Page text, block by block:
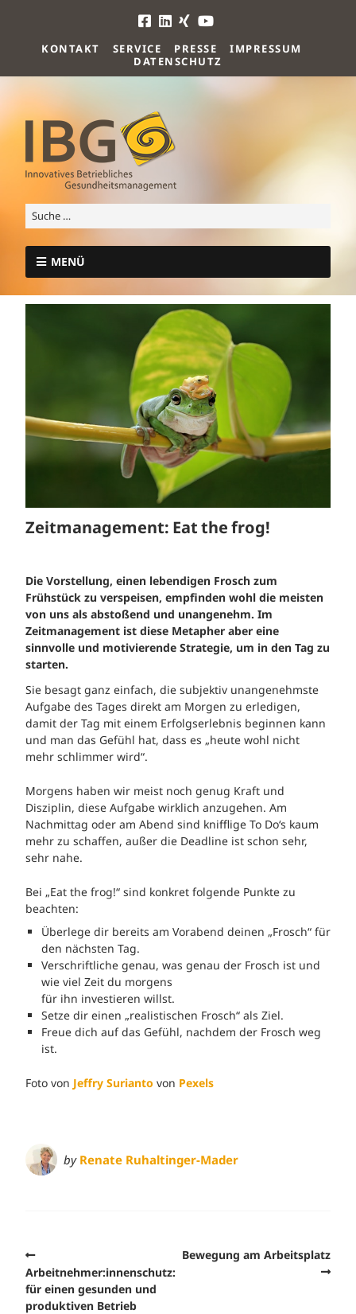
KONTAKT SERVICE PRESSE
IMPRESSUM
DATENSCHUTZ
MENÜ
Zeitmanagement: Eat the frog!
Die Vorstellung, einen lebendigen Frosch zum
Frühstück zu verspeisen, empfinden wohl die meisten
von uns als abstoßend und unangenehm. Im
Zeitmanagement ist diese Metapher aber eine
sinnvolle und motivierende Strategie, um in den Tag zu
starten.
Sie besagt ganz einfach, die subjektiv unangenehmste
Aufgabe des Tages direkt am Morgen zu erledigen,
damit der Tag mit einem Erfolgserlebnis beginnen kann
und man das Gefühl hat, dass es „heute wohl nicht
mehr schlimmer wird“.
Morgens haben wir meist noch genug Kraft und
Disziplin, diese Aufgabe wirklich anzugehen. Am
Nachmittag oder am Abend sind knifflige To Do‘s kaum
mehr zu schaffen, außer die Deadline ist schon sehr,
sehr nahe.
Bei „Eat the frog!“ sind konkret folgende Punkte zu
beachten:
Überlege dir bereits am Vorabend deinen „Frosch“ für
den nächsten Tag.
Verschriftliche genau, was genau der Frosch ist und
wie viel Zeit du morgens
für ihn investieren willst.
Setze dir einen „realistischen Frosch“ als Ziel.
Freue dich auf das Gefühl, nachdem der Frosch weg
ist.
Foto von Jeffry Surianto von Pexels
by Renate Ruhaltinger-Mader
Arbeitnehmer:innenschutz:
für einen gesunden und
produktiven Betrieb
Bewegung am Arbeitsplatz